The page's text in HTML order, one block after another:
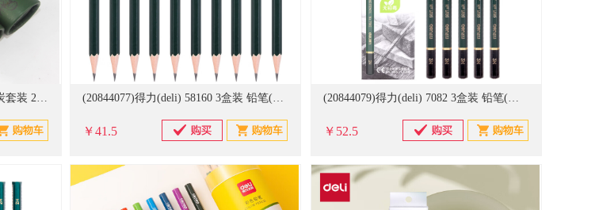
(20670026)马利(Marie's) 马利全炭套装 24支（筒装）中性 炭画铅笔(单位：筒) (20844077)得力(deli) 58160 3盒装 铅笔(单位：盒)
￥41.5
(20844079)得力(deli) 7082 3盒装 铅笔(单位：盒)
￥52.5